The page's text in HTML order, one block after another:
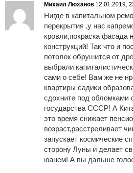
Михаил Люханов 12.01.2019,
Нигде в капитальном
перекрытия ,у нас
кровли,покраска фасада
конструкций! Так что и
потолок обрушится от
выбрали
сами о себе! Вам же не
квартиры садики
сдохните под обломками
государства СССР! А
это время снижает
возраст,расстреливает
запускает космические
сторону Луны и делает
юанем! А вы дальше